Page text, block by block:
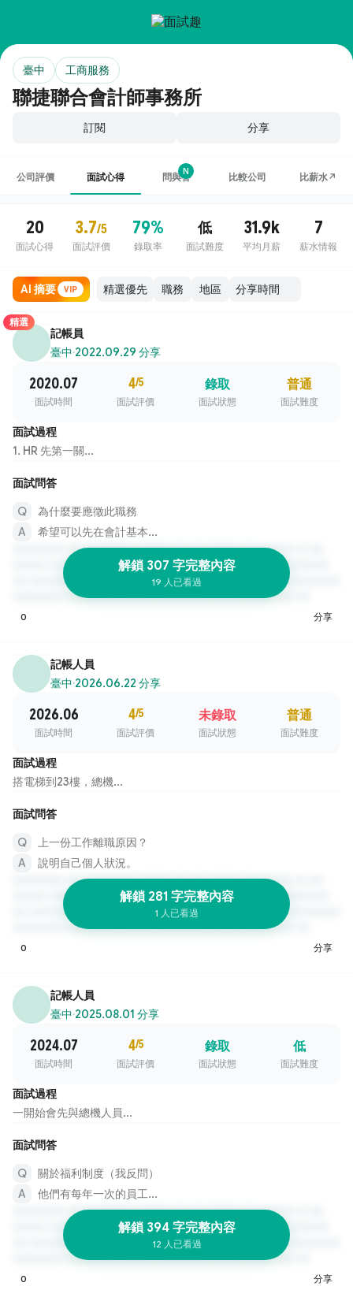
聯捷聯合會計師事務所
臺中 工商服務
訂閱 分享
公司評價 面試心得 問與答
N
比較公司 比薪水↗
20
面試心得
3.7/5
面試評價
79%
錄取率
低
面試難度
31.9k
平均月薪
7
薪水情報
AI 摘要 VIP 職務 地區
精選
記帳員
臺中·2022.09.29 分享
2020.07
面試時間
4/5
面試評價
錄取
面試狀態
普通
面試難度
面試過程
1. HR 先第一關...
面試問答
為什麼要應徵此職務
希望可以先在會計基本...
解鎖 307 字完整內容
19 人已看過
0 分享
記帳人員
臺中·2026.06.22 分享
2026.06
面試時間
4/5
面試評價
未錄取
面試狀態
普通
面試難度
面試過程
搭電梯到23樓，總機...
面試問答
上一份工作離職原因？
說明自己個人狀況。
解鎖 281 字完整內容
1 人已看過
0 分享
記帳人員
臺中·2025.08.01 分享
2024.07
面試時間
4/5
面試評價
錄取
面試狀態
低
面試難度
面試過程
一開始會先與總機人員...
面試問答
關於福利制度（我反問）
他們有每年一次的員工...
解鎖 394 字完整內容
12 人已看過
0 分享